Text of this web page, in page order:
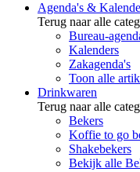
Agenda's &
Terug naar alle
Bureau-
Kalenders
Zakagenda's
Toon alle
Drinkwaren
Terug naar alle
Bekers
Koffie to go
Shakebekers
Bekijk alle